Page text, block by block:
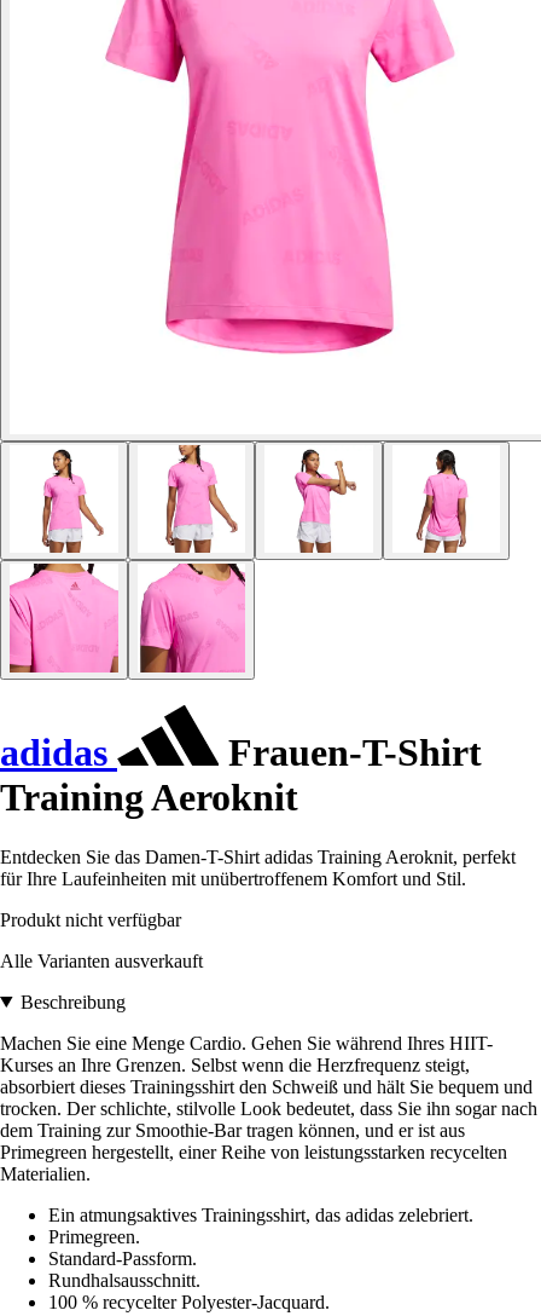
adidas
Frauen-T-Shirt
Training Aeroknit
Entdecken Sie das Damen-T-Shirt adidas Training Aeroknit, perfekt
für Ihre Laufeinheiten mit unübertroffenem Komfort und Stil.
Produkt nicht verfügbar
Alle Varianten ausverkauft
Beschreibung
Machen Sie eine Menge Cardio. Gehen Sie während Ihres HIIT-
Kurses an Ihre Grenzen. Selbst wenn die Herzfrequenz steigt,
absorbiert dieses Trainingsshirt den Schweiß und hält Sie bequem und
trocken. Der schlichte, stilvolle Look bedeutet, dass Sie ihn sogar nach
dem Training zur Smoothie-Bar tragen können, und er ist aus
Primegreen hergestellt, einer Reihe von leistungsstarken recycelten
Materialien.
Ein atmungsaktives Trainingsshirt, das adidas zelebriert.
Primegreen.
Standard-Passform.
Rundhalsausschnitt.
100 % recycelter Polyester-Jacquard.